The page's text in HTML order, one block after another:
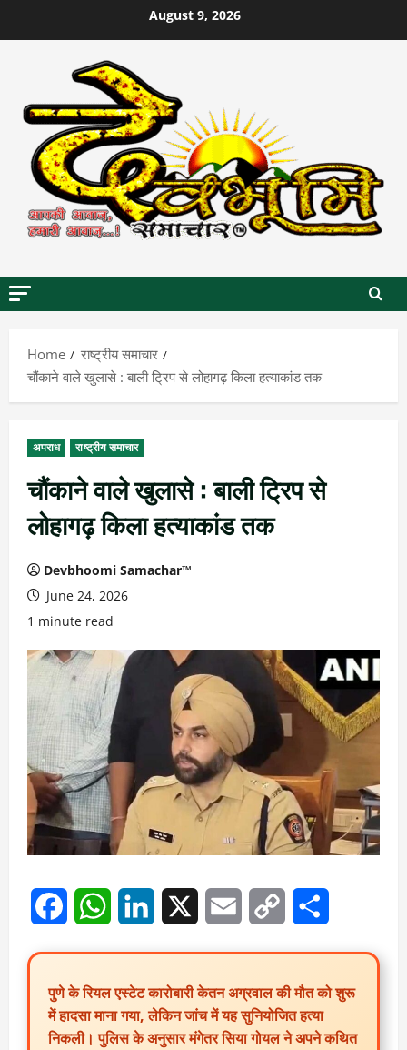
to
August 9, 2026
Home
राष्ट्रीय समाचार
चौंकाने वाले खुलासे : बाली ट्रिप से लोहागढ़ किला हत्याकांड तक
अपराध राष्ट्रीय समाचार
चौंकाने वाले खुलासे : बाली ट्रिप से
लोहागढ़ किला हत्याकांड तक
Devbhoomi Samachar™
June 24, 2026
1 minute read
FacebookWhatsAppLinkedIn Email
Copy
पुणे के रियल एस्टेट कारोबारी केतन अग्रवाल की मौत को शुरू
में हादसा माना गया, लेकिन जांच में यह सुनियोजित हत्या
निकली। पुलिस के अनुसार मंगेतर सिया गोयल ने अपने कथित